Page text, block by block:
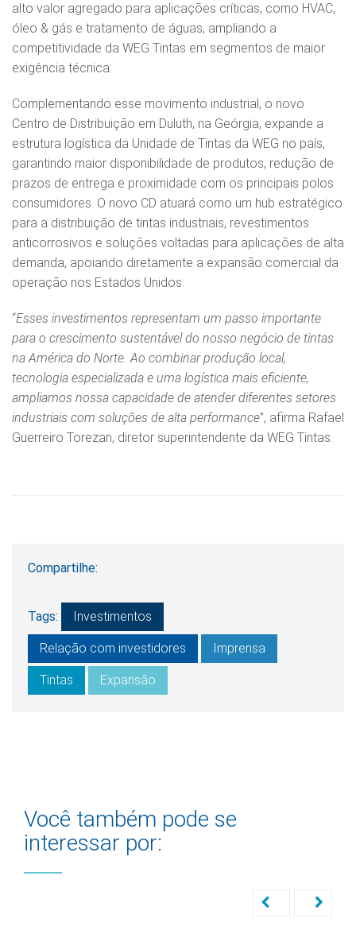
alto valor agregado para aplicações críticas, como HVAC,
óleo & gás e tratamento de águas, ampliando a
competitividade da WEG Tintas em segmentos de maior
exigência técnica.
Complementando esse movimento industrial, o novo
Centro de Distribuição em Duluth, na Geórgia, expande a
estrutura logística da Unidade de Tintas da WEG no país,
garantindo maior disponibilidade de produtos, redução de
prazos de entrega e proximidade com os principais polos
consumidores. O novo CD atuará como um hub estratégico
para a distribuição de tintas industriais, revestimentos
anticorrosivos e soluções voltadas para aplicações de alta
demanda, apoiando diretamente a expansão comercial da
operação nos Estados Unidos.
“Esses investimentos representam um passo importante
para o crescimento sustentável do nosso negócio de tintas
na América do Norte. Ao combinar produção local,
tecnologia especializada e uma logística mais eficiente,
ampliamos nossa capacidade de atender diferentes setores
industriais com soluções de alta performance”, afirma Rafael
Guerreiro Torezan, diretor superintendente da WEG Tintas.
Compartilhe:
Tags: Investimentos
Relação com investidores Imprensa
Tintas Expansão
Você também pode se
interessar por: